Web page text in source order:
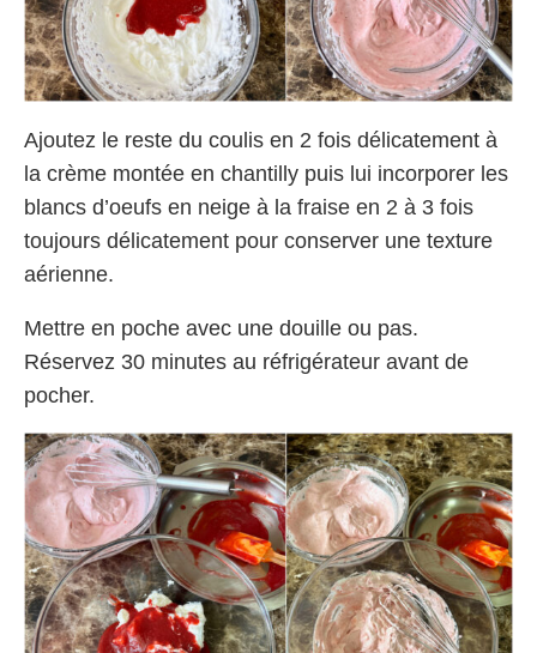
Ajoutez le reste du coulis en 2 fois délicatement à
la crème montée en chantilly puis lui incorporer les
blancs d’oeufs en neige à la fraise en 2 à 3 fois
toujours délicatement pour conserver une texture
aérienne.
Mettre en poche avec une douille ou pas.
Réservez 30 minutes au réfrigérateur avant de
pocher.